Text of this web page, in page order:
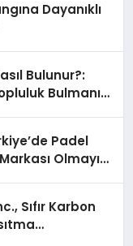
Dayanıklı
Bulunur?:
Bulmanın
Padel
Olmayı
Sıfır Karbon